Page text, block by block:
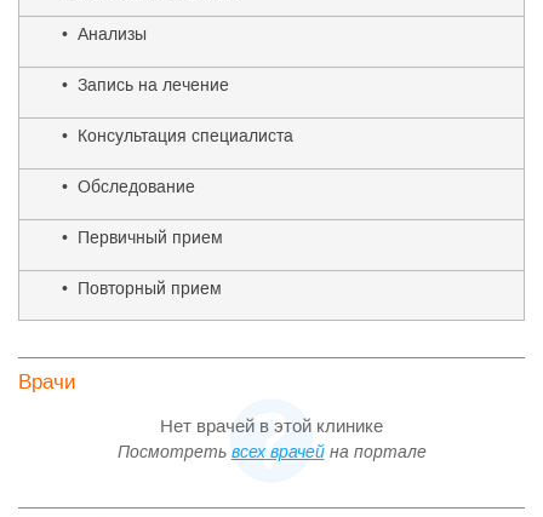
• Анализы
• Запись на лечение
• Консультация специалиста
• Обследование
• Первичный прием
• Повторный прием
Врачи
Нет врачей в этой клинике
Посмотреть всех врачейна портале